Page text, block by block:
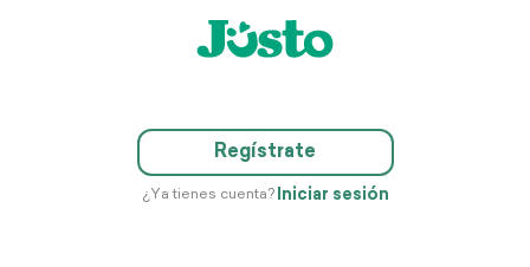
Regístrate
¿Ya tienes cuenta? Iniciar sesión